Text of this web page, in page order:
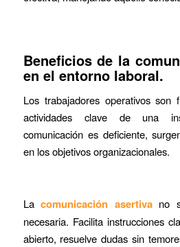
Beneficios de la
en el entorno laboral.
Los trabajadores operativos son
actividades clave de una
comunicación es deficiente,
en los objetivos organizacionales.
Lacomunicación asertiva no
necesaria. Facilita instrucciones
abierto, resuelve dudas sin